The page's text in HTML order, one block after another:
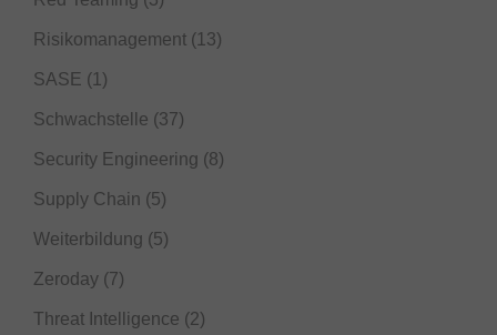
Risikomanagement (13)
SASE (1)
Schwachstelle (37)
Security Engineering (8)
Supply Chain (5)
Weiterbildung (5)
Zeroday (7)
Threat Intelligence (2)